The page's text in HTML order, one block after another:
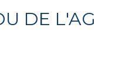
DE L'AG